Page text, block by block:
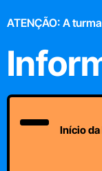
ATENÇÃO: A
Início